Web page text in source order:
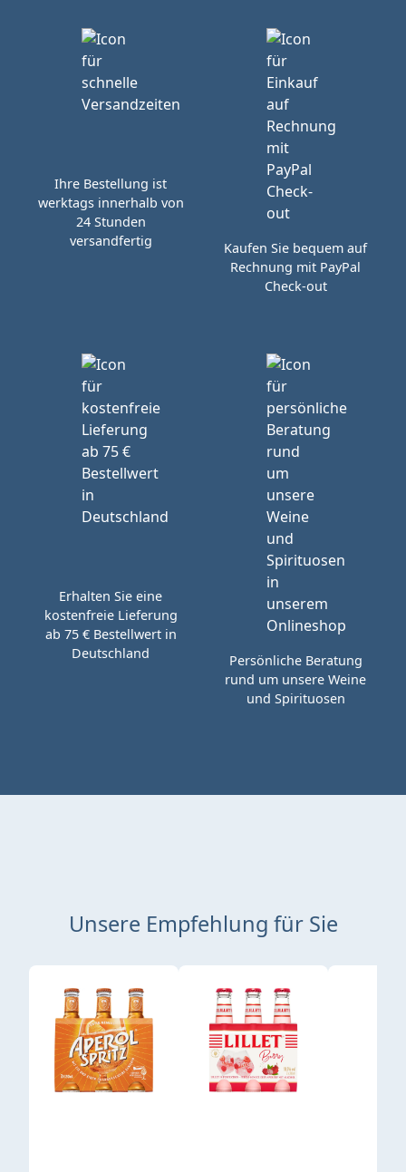
Ihre Bestellung ist
werktags innerhalb von
24 Stunden
versandfertig
Kaufen Sie bequem auf
Rechnung mit PayPal
Check-out
Erhalten Sie eine
kostenfreie Lieferung
ab 75 € Bestellwert in
Deutschland
Persönliche Beratung
rund um unsere Weine
und Spirituosen
Unsere Empfehlung für Sie
Produktgalerie überspringen